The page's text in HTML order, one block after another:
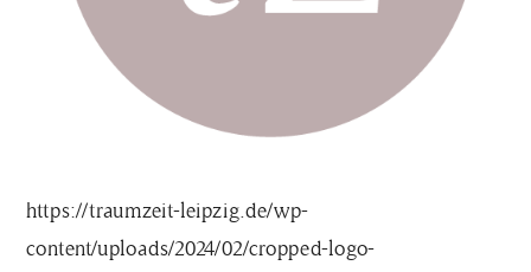
https://traumzeit-leipzig.de/wp-
content/uploads/2024/02/cropped-logo-